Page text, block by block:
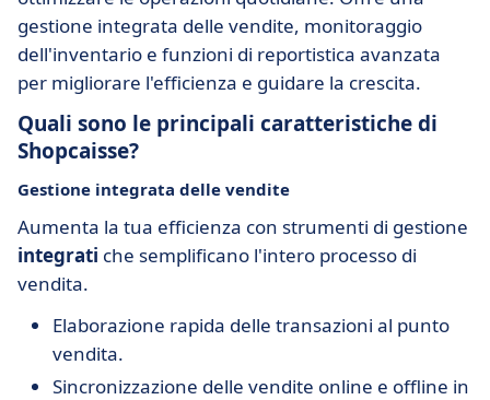
gestione integrata delle vendite, monitoraggio
dell'inventario e funzioni di reportistica avanzata
per migliorare l'efficienza e guidare la crescita.
Quali sono le principali caratteristiche di
Shopcaisse?
Gestione integrata delle vendite
Aumenta la tua efficienza con strumenti di gestione
integrati che semplificano l'intero processo di
vendita.
Elaborazione rapida delle transazioni al punto
vendita.
Sincronizzazione delle vendite online e offline in